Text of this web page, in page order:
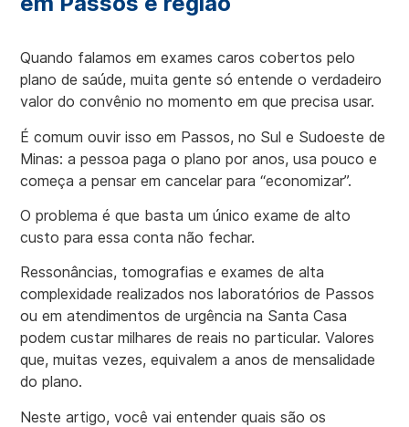
Quando falamos em exames caros cobertos pelo
plano de saúde, muita gente só entende o verdadeiro
valor do convênio no momento em que precisa usar.
É comum ouvir isso em Passos, no Sul e Sudoeste de
Minas: a pessoa paga o plano por anos, usa pouco e
começa a pensar em cancelar para “economizar”.
O problema é que basta um único exame de alto
custo para essa conta não fechar.
Ressonâncias, tomografias e exames de alta
complexidade realizados nos laboratórios de Passos
ou em atendimentos de urgência na Santa Casa
podem custar milhares de reais no particular. Valores
que, muitas vezes, equivalem a anos de mensalidade
do plano.
Neste artigo, você vai entender quais são os